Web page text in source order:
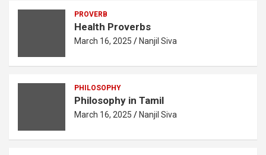
PROVERB
Health Proverbs
March 16, 2025 Nanjil Siva
PHILOSOPHY
Philosophy in Tamil
March 16, 2025 Nanjil Siva